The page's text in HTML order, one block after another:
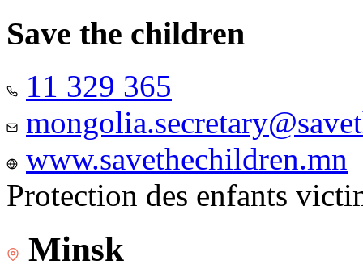
Save the children
11 329 365
www.savethechildren.mn
Protection des enfants
Minsk